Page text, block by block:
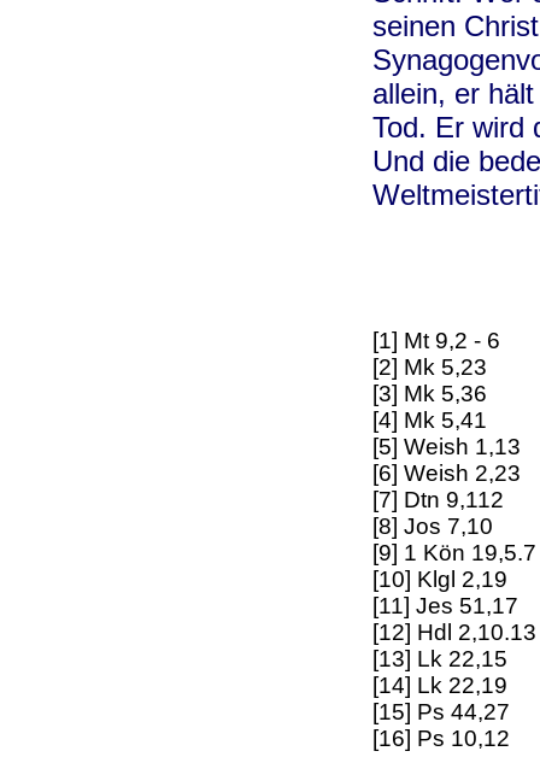
seinen
allein, er
Tod. Er wird
Und die
[1] Mt 9,2 - 6
[2] Mk 5,23
[3] Mk 5,36
[4] Mk 5,41
[5] Weish 1,13
[6] Weish 2,23
[7] Dtn 9,112
[8] Jos 7,10
[9] 1 Kön 19,5.7
[10] Klgl 2,19
[11] Jes 51,17
[12] Hdl 2,10.13
[13] Lk 22,15
[14] Lk 22,19
[15] Ps 44,27
[16] Ps 10,12